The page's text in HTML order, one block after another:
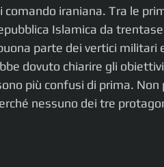
iraniana. Tra le
Islamica da
parte dei vertici militari
dovuto chiarire gli
più confusi di prima. Non
nessuno dei tre